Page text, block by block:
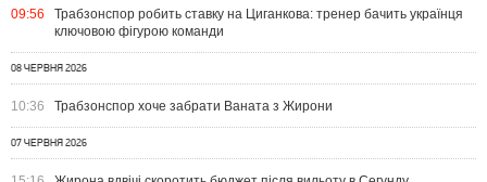
09:56
Трабзонспор робить ставку на Циганкова: тренер бачить українця
ключовою фігурою команди
08 ЧЕРВНЯ 2026
10:36 Трабзонспор хоче забрати Ваната з Жирони
07 ЧЕРВНЯ 2026